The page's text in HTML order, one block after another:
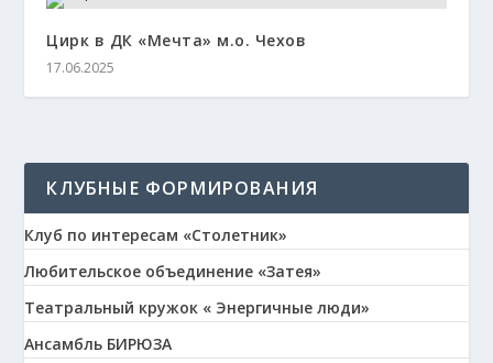
Цирк в ДК «Мечта» м.о. Чехов
17.06.2025
КЛУБНЫЕ ФОРМИРОВАНИЯ
Клуб по интересам «Столетник»
Любительское объединение «Затея»
Театральный кружок « Энергичные люди»
Ансамбль БИРЮЗА